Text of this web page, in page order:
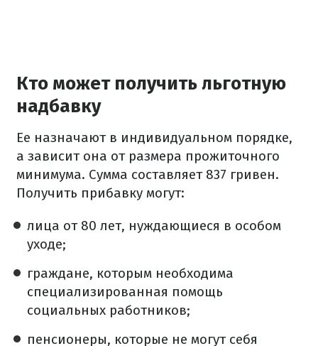
Кто может получить льготную
надбавку
Ее назначают в индивидуальном порядке,
а зависит она от размера прожиточного
минимума. Сумма составляет 837 гривен.
Получить прибавку могут:
лица от 80 лет, нуждающиеся в особом
уходе;
граждане, которым необходима
специализированная помощь
социальных работников;
пенсионеры, которые не могут себя